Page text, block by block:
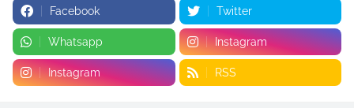
Facebook Twitter
Whatsapp Instagram
Instagram RSS